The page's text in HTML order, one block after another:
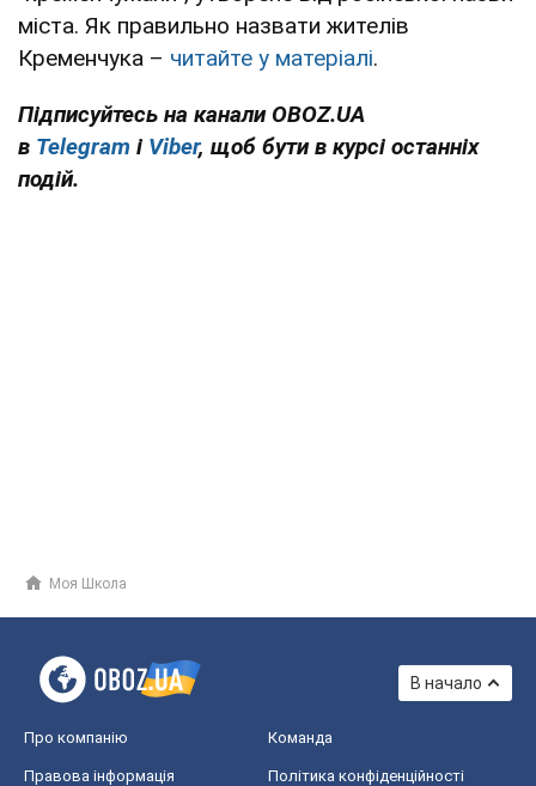
міста. Як правильно назвати жителів
Кременчука – читайте у матеріалі.
Підписуйтесь на канали OBOZ.UA
в Telegram і Viber, щоб бути в курсі останніх
подій.
Моя Школа
В начало
Про компанію Команда
Правова інформація Політика конфіденційності